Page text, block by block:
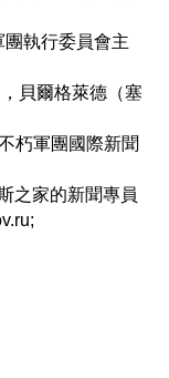
執行委員會主
貝爾格萊德（塞
朽軍團國際新聞
之家的新聞專員